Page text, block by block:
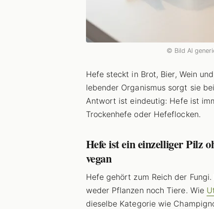
© Bild AI
Hefe steckt in Brot, Bier, Wein
lebender Organismus sorgt sie
Antwort ist eindeutig: Hefe ist
Trockenhefe oder Hefeflocken.
Hefe ist ein einzelliger Pilz
vegan
Hefe gehört zum Reich der
weder Pflanzen noch Tiere. Wie
dieselbe Kategorie wie